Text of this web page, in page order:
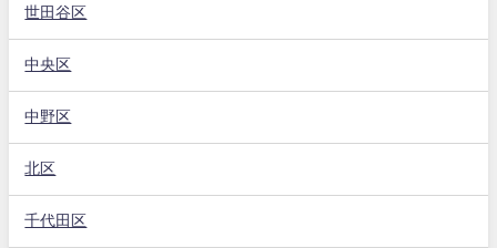
世田谷区
中央区
中野区
北区
千代田区